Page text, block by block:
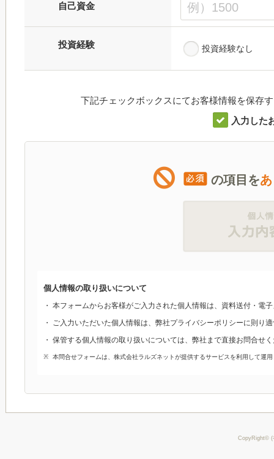
自己資金
投資経験 投資経験なし
下記チェックボックスにてお客様情報を保存
入力した
の項目を
個人情報の取り扱いについて
本フォームからお客様がご入力された個人情報は、資料送付・電
ご入力いただいた個人情報は、弊社プライバシーポリシーに則り
保管する個人情報の取り扱いについては、弊社まで直接お問合せ
本問合せフォームは、株式会社ラルズネットが提供するサービスを利用して運
CopyRight© (